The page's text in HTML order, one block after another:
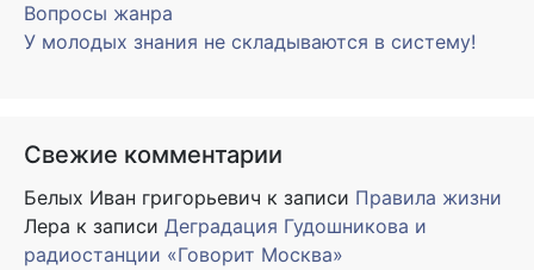
Вопросы жанра
У молодых знания не складываются в систему!
Свежие комментарии
Белых Иван григорьевич к записи Правила жизни
Лера к записи Деградация Гудошникова и
радиостанции «Говорит Москва»